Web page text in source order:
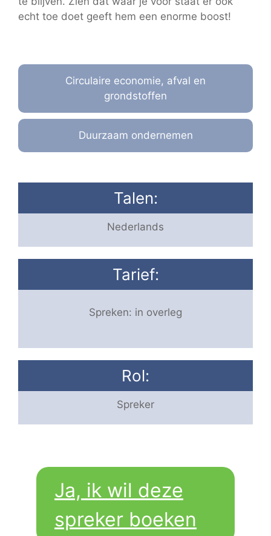
echt toe doet geeft hem een enorme boost!
Circulaire economie, afval en
grondstoffen
Duurzaam ondernemen
Talen:
Nederlands
Tarief:
Spreken: in overleg
Rol:
Spreker
Ja, ik wil deze
spreker boeken